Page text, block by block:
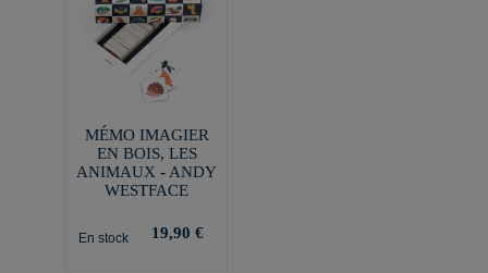
MÉMO IMAGIER
EN BOIS, LES
ANIMAUX - ANDY
WESTFACE
En stock 19,90 €